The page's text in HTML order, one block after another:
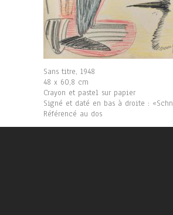
Sans titre, 1948
48 x 60,8 cm
Crayon et pastel sur papier
Signé et daté en bas à droite :
Référencé au dos